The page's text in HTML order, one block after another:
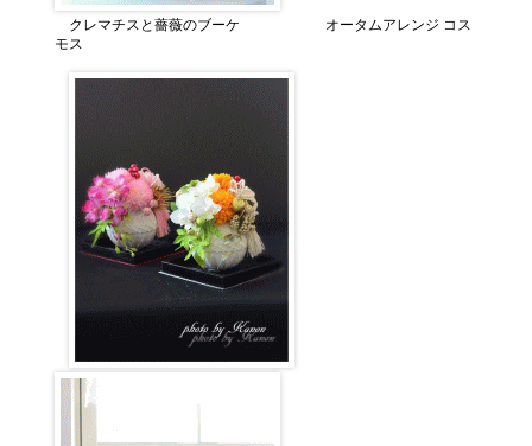
クレマチスと薔薇のブーケ オータムアレンジ コス
モス